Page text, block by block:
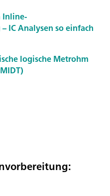
Inline-
IC Analysen so einfach
logische Metrohm